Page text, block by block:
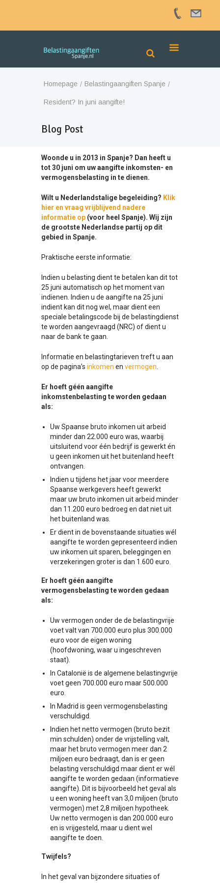
Homepage Belastingaangiften Spanje
Resident? In juni aangifte!
Blog Post
Woonde u in 2013 in Spanje? Dan heeft u
tot 30 juni om uw aangifte inkomsten- en
vermogensbelasting in te dienen.
Wilt u Nederlandstalige begeleiding? Klik
hier en vraag vrijblijvend nadere
informatie op (voor heel Spanje). Wij zijn
de grootste Nederlandse partij op dit
gebied in Spanje.
Praktische eerste informatie:
Indien u belasting dient te betalen kan dit tot
25 juni automatisch op het moment van
indienen. Indien u de aangifte na 25 juni
indient kan dit nog wel, maar dient een
speciale betalingscode bij de belastingdienst
te worden aangevraagd (NRC) of dient u
naar de bank te gaan.
Informatie en belastingtarieven treft u aan
op de pagina’s inkomen en vermogen
Er hoeft géén aangifte
inkomstenbelasting te worden gedaan
als:
Uw Spaanse bruto inkomen uit arbeid
minder dan 22.000 euro was, waarbij
uitsluitend voor één bedrijf is gewerkt én
u geen inkomen uit het buitenland heeft
ontvangen.
Indien u tijdens het jaar voor meerdere
Spaanse werkgevers heeft gewerkt
maar uw bruto inkomen uit arbeid minder
dan 11.200 euro bedroeg en dat niet uit
het buitenland was.
Er dient in de bovenstaande situaties wél
aangifte te worden gepresenteerd indien
uw inkomen uit sparen, beleggingen en
verzekeringen groter is dan 1.600 euro.
Er hoeft géén aangifte
vermogensbelasting te worden gedaan
als:
Uw vermogen onder de de belastingvrije
voet valt van 700.000 euro plus 300.000
euro voor de eigen woning
(hoofdwoning, waar u ingeschreven
staat).
In Catalonië is de algemene belastingvrije
voet geen 700.000 euro maar 500.000
euro.
In Madrid is geen vermogensbelasting
verschuldigd.
Indien het netto vermogen (bruto bezit
min schulden) onder de vrijstelling valt,
maar het bruto vermogen meer dan 2
miljoen euro bedraagt, dan is er geen
belasting verschuldigd maar dient er wél
aangifte te worden gedaan (informatieve
aangifte). Dit is bijvoorbeeld het geval als
u een woning heeft van 3,0 miljoen (bruto
vermogen) met 2,8 miljoen hypotheek.
Uw netto vermogen is dan 200.000 euro
en is vrijgesteld, maar u dient wel
aangifte te doen.
Twijfels?
In het geval van bijzondere situaties of